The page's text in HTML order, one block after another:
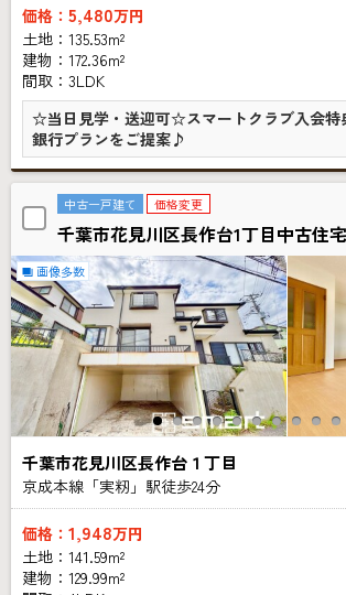
価格： 5,480万円
土地：135.53m²
建物：172.36m²
間取：3LDK
☆当日見学・送迎可☆スマートクラブ入会
銀行プランをご提案♪
中古一戸建て 価格変更
千葉市花見川区長作台1丁目中古住宅
画像多数
千葉市花見川区長作台１丁目
京成本線「実籾」駅徒歩24分
価格： 1,948万円
土地：141.59m²
建物：129.99m²